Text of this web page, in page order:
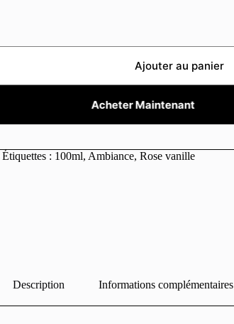
Ajouter au panier
Acheter Maintenant
Étiquettes : 100ml, Ambiance, Rose vanille
Description Informations complémentaires